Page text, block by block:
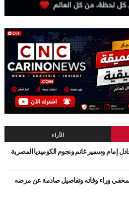
الأراء
إمام وسمير غانم ونجوم الكوميديا المصرية
وراء وفاته وتفاصيل صادمة عن مرضه